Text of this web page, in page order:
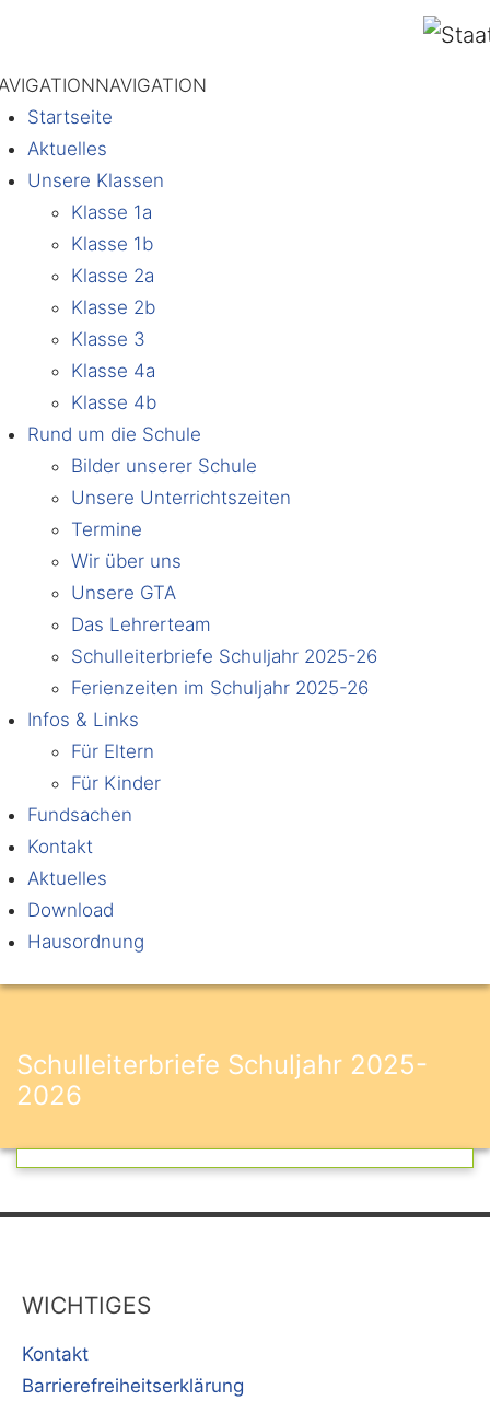
NAVIGATION
Startseite
Aktuelles
Unsere Klassen
Klasse 1a
Klasse 1b
Klasse 2a
Klasse 2b
Klasse 3
Klasse 4a
Klasse 4b
Rund um die Schule
Bilder unserer Schule
Unsere Unterrichtszeiten
Termine
Wir über uns
Unsere GTA
Das Lehrerteam
Schulleiterbriefe Schuljahr 2025-26
Ferienzeiten im Schuljahr 2025-26
Infos & Links
Für Eltern
Für Kinder
Fundsachen
Kontakt
Aktuelles
Download
Hausordnung
Schulleiterbriefe Schuljahr 2025-
2026
WICHTIGES
Kontakt
Barrierefreiheitserklärung